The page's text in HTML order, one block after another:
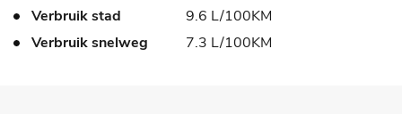
Verbruik stad
9.6 L/100KM
Verbruik snelweg
7.3 L/100KM